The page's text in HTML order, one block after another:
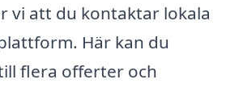
vi att du kontaktar lokala
Här kan du
flera offerter och